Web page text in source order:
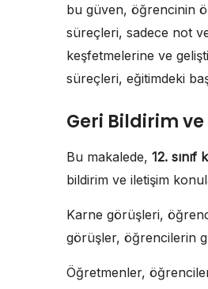
bu güven, öğrencinin
süreçleri, sadece not
keşfetmelerine ve
süreçleri, eğitimdeki
Geri Bildirim
Bu makalede, 12.
bildirim ve iletişim
Karne görüşleri,
görüşler, öğrencilerin
Öğretmenler,